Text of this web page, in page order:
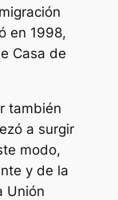
en 1998,
Casa de
también
a surgir
modo,
y de la
Unión